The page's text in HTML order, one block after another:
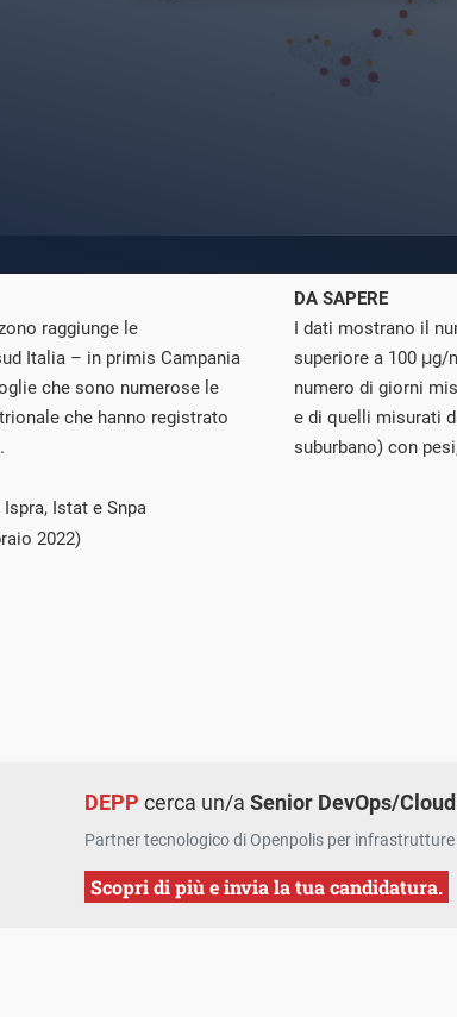
raggiunge le
Italia – in primis Campania
che sono numerose le
che hanno registrato
DA SAPERE
I dati mostrano il
superiore a 100 μg/
numero di giorni
e di quelli misurati
suburbano) con
Istat e Snpa
2022)
DEPP cerca un/aSenior DevOps/
Partner tecnologico di Openpolis per
Scopri di più e invia la tua candidatura.